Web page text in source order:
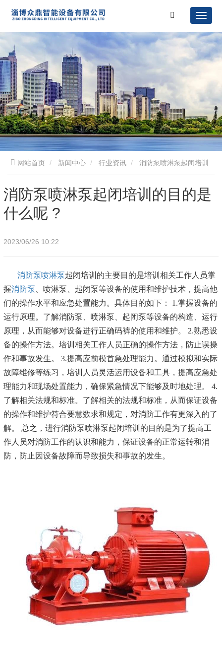
网站首页 新闻中心 行业资讯
的目的是什么呢 ?
消防泵喷淋泵起闭培训的目的是
什么呢 ?
2023/06/26 10:22
消防泵喷淋泵起闭培训的主要目的是培训相关工作人员掌
握消防泵 、喷淋泵、起闭泵等设备的使用和维护技术，提高他
们的操作水平和应急处置能力。具体目的如下： 1.掌握设备的
运行原理。了解消防泵、喷淋泵、起闭泵等设备的构造、运行
原理，从而能够对设备进行正确码裤的使用和维护。 2.熟悉设
备的操作方法。培训相关工作人员正确的操作方法，防止误操
作和事故发生。 3.提高应前模首急处理能力。通过模拟和实际
故障维修等练习，培训人员灵活运用设备和工具，提高应急处
理能力和现场处置能力，确保紧急情况下能够及时地处理。 4.
了解相关法规和标准。了解相关的法规和标准，从而保证设备
的操作和维护符合要慧数求和规定，对消防工作有更深入的了
解。 总之，进行消防泵喷淋泵起闭培训的目的是为了提高工
作人员对消防工作的认识和能力，保证设备的正常运转和消
防，防止因设备故障而导致损失和事故的发生。